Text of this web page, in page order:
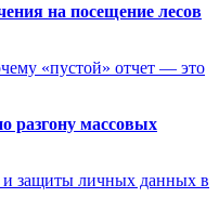
на посещение лесов
«пустой» отчет — это
разгону массовых
защиты личных данных в